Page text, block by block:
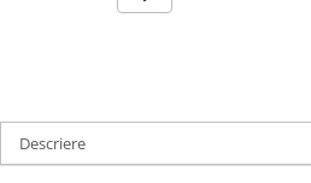
Descriere